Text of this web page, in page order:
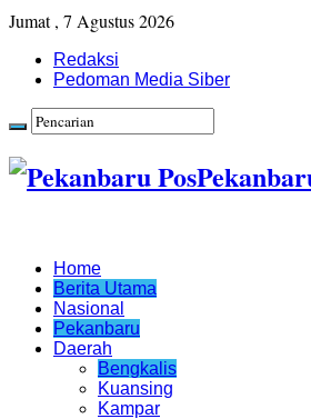
Jumat , 7 Agustus 2026
Redaksi
Pedoman Media Siber
Home
Berita Utama
Nasional
Pekanbaru
Daerah
Bengkalis
Kuansing
Kampar